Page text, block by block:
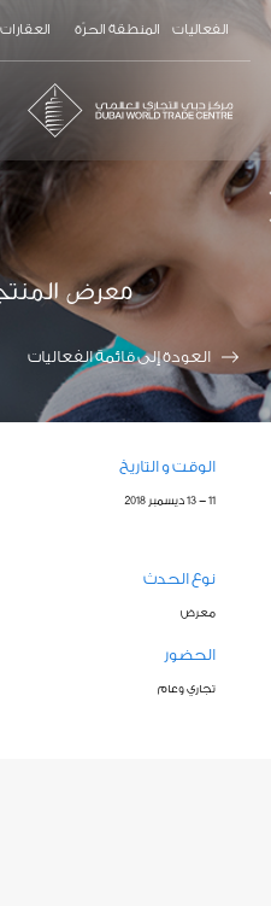
الفعاليات المنطقة الحرّة العقارات
معرض
العودة إلى قائمة الفعاليات
الوقت و التاريخ
11 - 13 ديسمبر 2018
نوع الحدث
معرض
الحضور
تجاري وعام